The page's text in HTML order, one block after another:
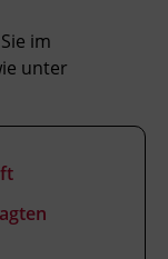
im
unter